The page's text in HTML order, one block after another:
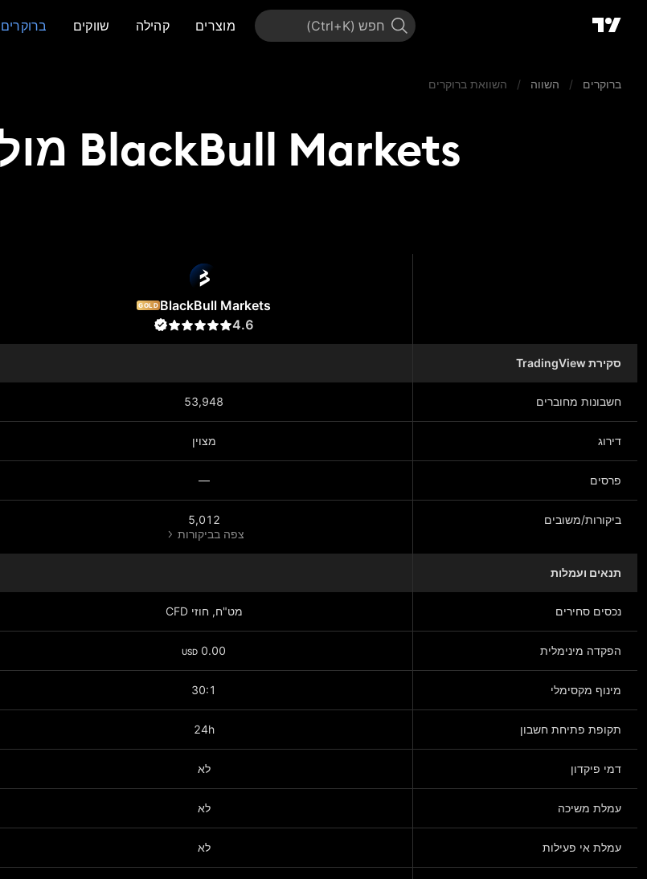
חפש מוצרים קהילה שווקים ברוקרים
ברוקרים / השווה / השוואת ברוקרים
BlackBull Markets מול ColmexPro
BlackBull Markets
GOLD
4.6
סקירת TradingView
חשבונות מחוברים 53,948
דירוג מצוין
פרסים —
ביקורות/משובים
5,012
צפה בביקורות
תנאים ועמלות
נכסים סחירים מט"ח, חוזי CFD
הפקדה מינימלית 0.00
USD
מינוף מקסימלי 30:1
תקופת פתיחת חשבון 24h
דמי פיקדון לא
עמלת משיכה לא
עמלת אי פעילות לא